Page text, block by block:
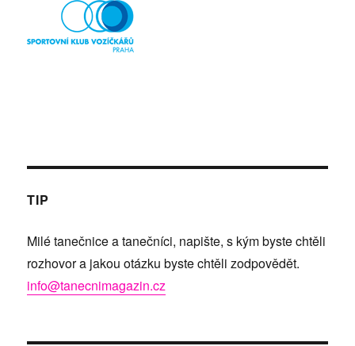
TIP
Milé tanečnice a tanečníci, napište, s kým byste chtěli
rozhovor a jakou otázku byste chtěli zodpovědět.
info@tanecnimagazin.cz